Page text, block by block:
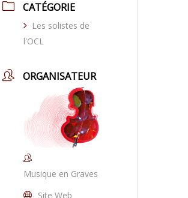
CATÉGORIE
Les solistes de
l'OCL
ORGANISATEUR
Musique en Graves
Site Web